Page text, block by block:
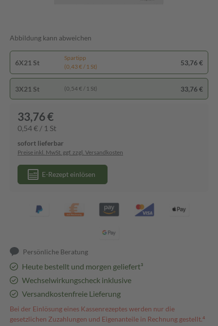
Abbildung kann abweichen
6X21 St
Spartipp
(0,43 € / 1 St)
53,76 €
3X21 St (0,54 € / 1 St) 33,76 €
33,76 €
0,54 € / 1 St
sofort lieferbar
Preise inkl. MwSt. ggf. zzgl. Versandkosten
E-Rezept einlösen
Persönliche Beratung
Heute bestellt und morgen geliefert³
Wechselwirkungscheck inklusive
Versandkostenfreie Lieferung
Bei der Einlösung eines Kassenrezeptes werden nur die
gesetzlichen Zuzahlungen und Eigenanteile in Rechnung gestellt.⁴